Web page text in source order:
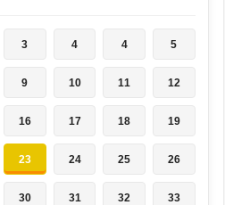
3 4 4 5
9 10 11 12
16 17 18 19
23 24 25 26
30 31 32 33